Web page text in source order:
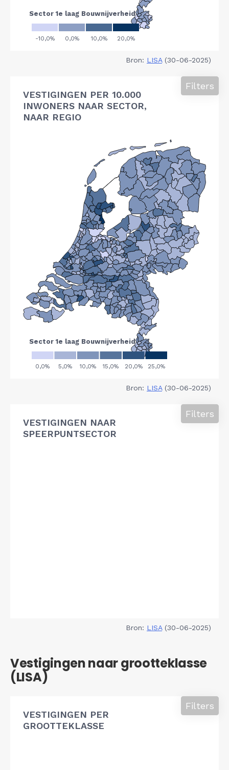
Bron: LISA(30-06-2025)
VESTIGINGEN PER 10.000
INWONERS NAAR SECTOR,
NAAR REGIO
Filters
Bron: LISA(30-06-2025)
VESTIGINGEN NAAR
SPEERPUNTSECTOR
Filters
Bron: LISA(30-06-2025)
Vestigingen naar grootteklasse
(LISA)
VESTIGINGEN PER
GROOTTEKLASSE
Filters